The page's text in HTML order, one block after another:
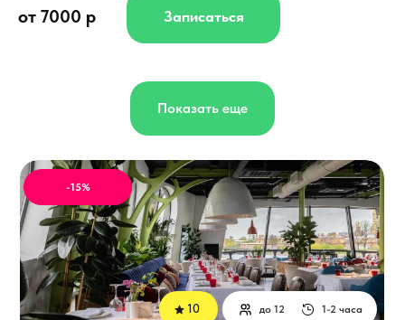
от 7000 р Записаться
Показать еще
1-2 часа
до 12
-15%
10